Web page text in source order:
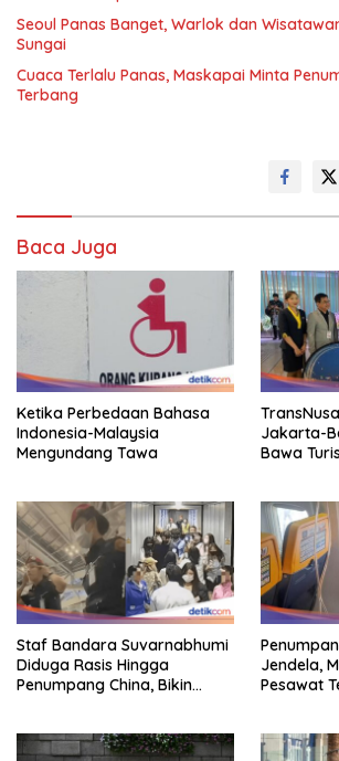
Seoul Panas Banget, Warlok dan
Sungai
Cuaca Terlalu Panas, Maskapai Minta
Terbang
Baca Juga
Ketika Perbedaan Bahasa
Indonesia-Malaysia
Mengundang Tawa
Jakarta-
Bawa
Staf Bandara Suvarnabhumi
Diduga Rasis Hingga
Penumpang China, Bikin
Jendela,
Pesawat